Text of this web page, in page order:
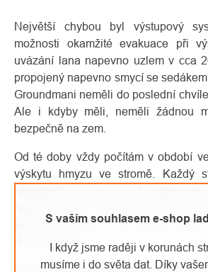
S vaším souhlasem e-shop
I když jsme raději v korunách
musíme i do světa dat. Díky
Největší chybou byl výstupový
možnosti okamžité evakuace při
uvázání lana napevno uzlem v cca
propojený napevno smycí se
Groundmani neměli do poslední
Ale i kdyby měli, neměli žádnou
bezpečně na zem.
Od té doby vždy počítám v období
výskytu hmyzu ve stromě. Každý
kmeni do Riga a do jumaru mám
dvoulanovku.